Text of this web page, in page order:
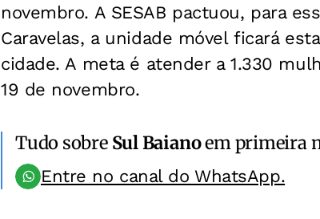
novembro. A SESAB pactuou, para
Caravelas, a unidade móvel ficará
cidade. A meta é atender a 1.330
19 de novembro.
Tudo sobre Sul Baianoem primeira
Entre no canal do WhatsApp.